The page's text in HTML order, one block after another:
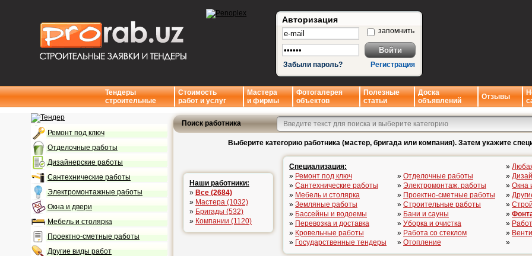
Авторизация
запомнить
Забыли пароль? Регистрация
Тендеры
строительные
Стоимость
работ и услуг
Мастера
и фирмы
Фотогалерея
объектов
Полезные
статьи
Доска
объявлений
Отзывы
Ремонт под ключ
Отделочные работы
Дизайнерские работы
Сантехнические работы
Электромонтажные работы
Окна и двери
Мебель и столярка
Проектно-сметные работы
Другие виды работ
Поиск работника
Выберите категорию работника (мастер, бригада или компания). Затем укажите
Наши работники:
» Все (2684)
» Мастера (1032)
» Бригады (532)
» Компании (1120)
Специализация: »
» Ремонт под ключ » Отделочные работы »
» Сантехнические работы » Электромонтаж. работы » Окна
» Мебель и столярка » Проектно-сметные работы »
» Земляные работы » Строительные работы »
» Бассейны и водоемы » Бани и сауны »
» Перевозка и доставка » Уборка и очистка »
» Кровельные работы » Работа со стеклом »
» Государственные тендеры » Отопление »